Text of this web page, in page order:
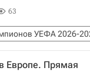
63
УЕФА 2026-
Европе. Прямая